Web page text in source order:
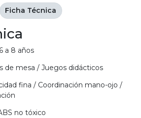
a 8 años
de mesa / Juegos didácticos
fina / Coordinación mano-ojo /
no tóxico
Ficha Técnica